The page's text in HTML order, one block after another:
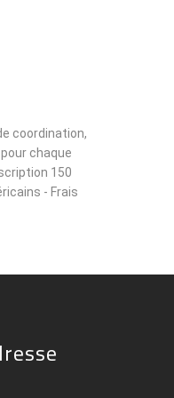
coordination,
chaque
150
- Frais